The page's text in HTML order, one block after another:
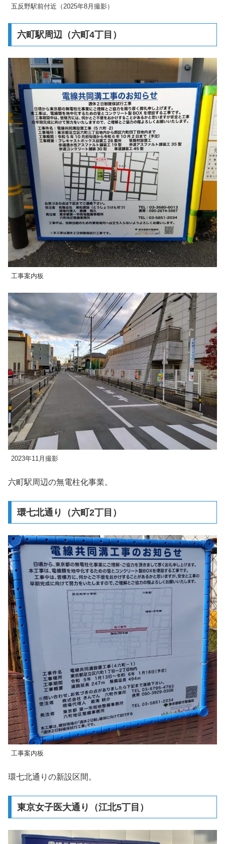
五反野駅前付近（2025年8月撮影）
六町駅周辺（六町4丁目）
工事案内板
2023年11月撮影
六町駅周辺の無電柱化事業。
環七北通り（六町2丁目）
工事案内板
環七北通りの新設区間。
東京女子医大通り（江北5丁目）